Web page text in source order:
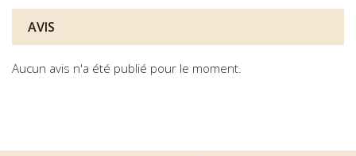
AVIS
Aucun avis n'a été publié pour le moment.